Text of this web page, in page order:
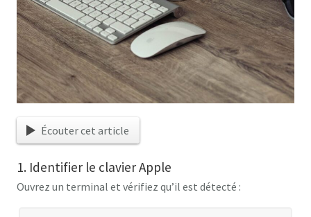
Écouter cet article
1. Identifier le clavier Apple
Ouvrez un terminal et vérifiez qu’il est détecté :